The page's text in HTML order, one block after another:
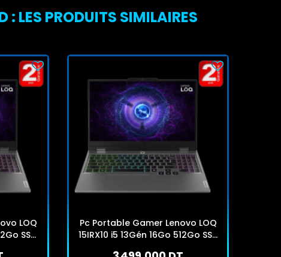
: LES PRODUITS SIMILAIRES
LOQ
SSD
Pc Portable Gamer Lenovo LOQ
15IRX10 i5 13Gén 16Go 512Go SSD